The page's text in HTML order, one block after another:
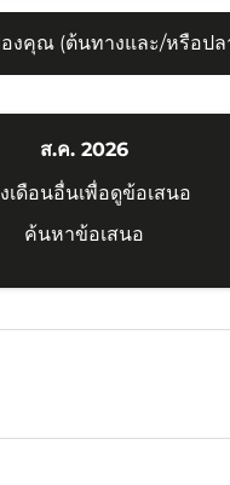
องคุณ (ต้นทางและ/หรือป
ส.ค. 2026
เดือนอื่นเพื่อดูข้อเสนอ
ค้นหาข้อเสนอ